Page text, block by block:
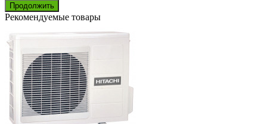
Продолжить
Рекомендуемые товары